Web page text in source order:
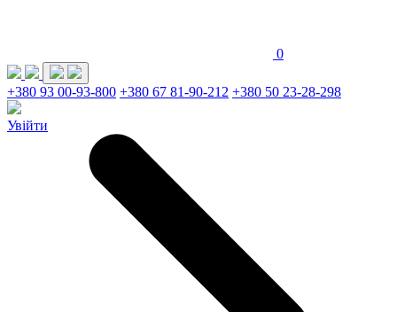
0
+380 93 00-93-800 +380 67 81-90-212 +380 50 23-28-298
Увійти